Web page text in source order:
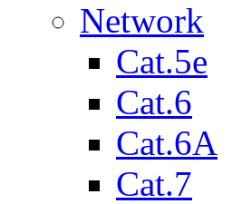
Network
Cat.5e
Cat.6
Cat.6A
Cat.7